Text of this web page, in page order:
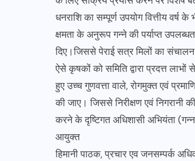
धनराशि का सम्पूर्ण उपयोग वित्तीय
क्षमता के अनुरूप गन्ने की पर्याप्त
दिए।जिससे पेराई सत्र मिलों का
ऐसे कृषकों को समिति द्वारा प्रदत्त
हुए उच्च गुणवत्ता वाले, रोगमुक्त एवं
की जाए। जिससे निरीक्षण एवं निगरानी
करने के दृष्टिगत अधिशासी अभियंता
आयुक्त
हिमानी पाठक, प्रचार एव जनसम्पर्क